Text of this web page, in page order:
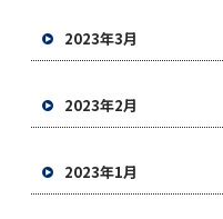
2023年3月
2023年2月
2023年1月